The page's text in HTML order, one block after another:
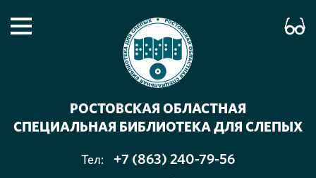
РОСТОВСКАЯ ОБЛАСТНАЯ
СПЕЦИАЛЬНАЯ БИБЛИОТЕКА ДЛЯ СЛЕПЫХ
Тел:
+7 (863) 240-79-56